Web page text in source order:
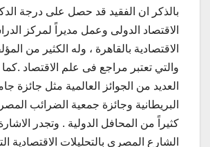
بالذكر ان الفقيد قد حصل على درجة
الاقتصاد الدولى وعمل مديراً لمركز
الاقتصادية بالقاهرة ، وله الكثير من
والتي تعتبر مراجع فى علم الاقتصاد
العديد من الجوائز العالمية مثل جائزة
البريطانية وجائزة جمعية الضرائب
كثيراً من المحافل الدولية . وتجدر الاشارة
الشارع المصري بالتحليلات الاقتصادية